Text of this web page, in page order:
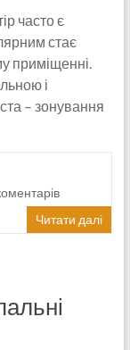
часто є
стає
приміщенні.
і
– зонування
Читати далі